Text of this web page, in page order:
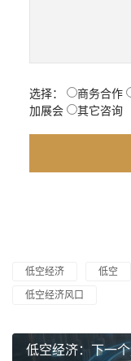
选择： 商务合作
加展会
其它咨询
低空经济 低空
低空经济风口
低空经济：下一